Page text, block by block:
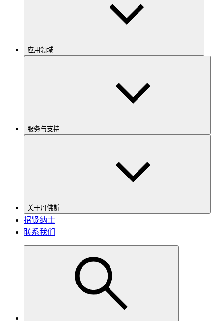
应用领域
服务与支持
关于丹佛斯
招贤纳士
联系我们